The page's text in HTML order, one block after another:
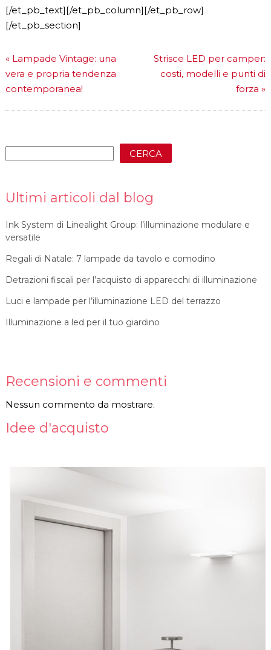
[/et_pb_text][/et_pb_column][/et_pb_row]
[/et_pb_section]
« Lampade Vintage: una
vera e propria tendenza
contemporanea!
Strisce LED per camper:
costi, modelli e punti di
forza »
CERCA
Ultimi articoli dal blog
Ink System di Linealight Group: l’illuminazione modulare e
versatile
Regali di Natale: 7 lampade da tavolo e comodino
Detrazioni fiscali per l’acquisto di apparecchi di illuminazione
Luci e lampade per l’illuminazione LED del terrazzo
Illuminazione a led per il tuo giardino
Recensioni e commenti
Nessun commento da mostrare.
Idee d'acquisto